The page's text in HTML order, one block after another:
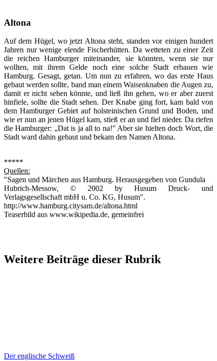
Altona
Auf dem Hügel, wo jetzt Altona steht, standen vor einigen hundert
Jahren nur wenige elende Fischerhütten. Da wetteten zu einer Zeit
die reichen Hamburger miteinander, sie könnten, wenn sie nur
wollten, mit ihrem Gelde noch eine solche Stadt erbauen wie
Hamburg. Gesagt, getan. Um nun zu erfahren, wo das erste Haus
gebaut werden sollte, band man einem Waisenknaben die Augen zu,
damit er nicht sehen könnte, und ließ ihn gehen, wo er aber zuerst
hinfiele, sollte die Stadt sehen. Der Knabe ging fort, kam bald von
dem Hamburger Gebiet auf holsteinischen Grund und Boden, und
wie er nun an jenen Hügel kam, stieß er an und fiel nieder. Da riefen
die Hamburger: „Dat is ja all to na!" Aber sie hielten doch Wort, die
Stadt ward dahin gebaut und bekam den Namen Altona.
*****
Quellen:
"Sagen und Märchen aus Hamburg. Herausgegeben von Gundula
Hubrich-Messow, © 2002 by Husum Druck- und
Verlagsgesellschaft mbH u. Co. KG, Husum".
http://www.hamburg.citysam.de/altona.html
Teaserbild aus www.wikipedia.de, gemeinfrei
Weitere Beiträge dieser Rubrik
Der englische Schweiß